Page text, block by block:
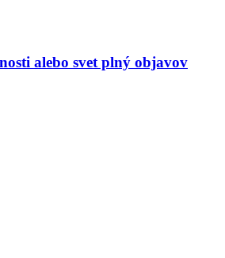
alebo svet plný objavov